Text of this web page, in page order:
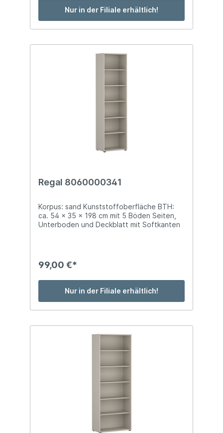
Nur in der Filiale erhältlich!
Regal 8060000341
Korpus: sand Kunststoffoberfläche BTH:
ca. 54 x 35 x 198 cm mit 5 Böden Seiten,
Unterboden und Deckblatt mit Softkanten
99,00 €*
Nur in der Filiale erhältlich!